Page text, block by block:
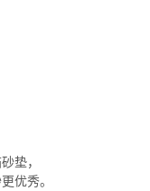
垫，
优秀。